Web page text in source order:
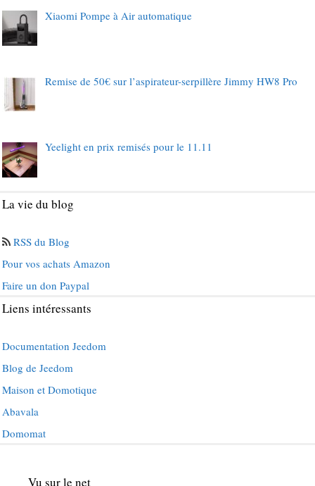
Xiaomi Pompe à Air automatique
Remise de 50€ sur l’aspirateur-serpillère Jimmy HW8 Pro
Yeelight en prix remisés pour le 11.11
La vie du blog
RSS du Blog
Pour vos achats Amazon
Faire un don Paypal
Liens intéressants
Documentation Jeedom
Blog de Jeedom
Maison et Domotique
Abavala
Domomat
Vu sur le net